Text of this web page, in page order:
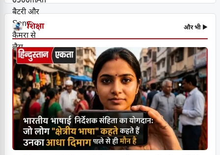
शिक्षा और भी ▶